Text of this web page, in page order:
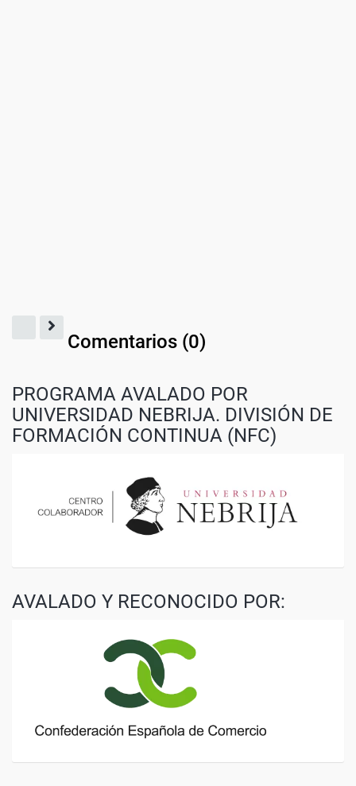
Comentarios (0)
PROGRAMA AVALADO POR
UNIVERSIDAD NEBRIJA. DIVISIÓN DE
FORMACIÓN CONTINUA (NFC)
AVALADO Y RECONOCIDO POR: